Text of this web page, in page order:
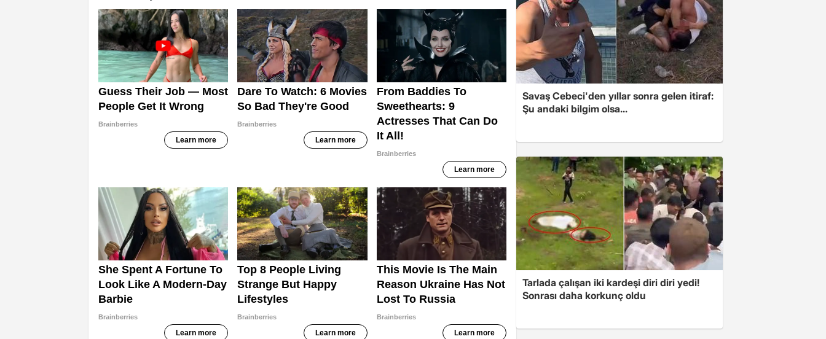
Savaş Cebeci'den yıllar sonra gelen itiraf:
Şu andaki bilgim olsa...
Tarlada çalışan iki kardeşi diri diri yedi!
Sonrası daha korkunç oldu